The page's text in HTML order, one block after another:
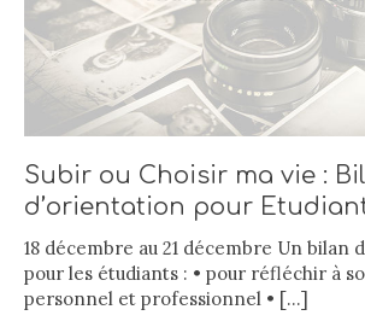
Subir ou Choisir ma vie :
d’orientation pour
18 décembre au 21 décembre Un bilan
pour les étudiants : • pour réfléchir à
personnel et professionnel • […]